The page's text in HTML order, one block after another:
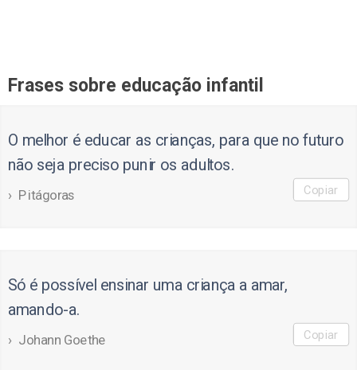
Frases sobre educação infantil
O melhor é educar as crianças, para que no futuro
não seja preciso punir os adultos.
Pitágoras Copiar
Só é possível ensinar uma criança a amar,
amando-a.
Johann Goethe Copiar